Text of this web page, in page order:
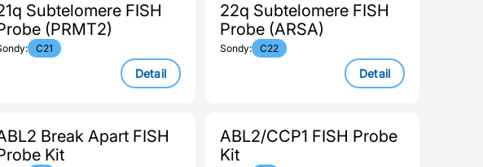
Subtelomere FISH
(PRMT2)
C21
Detail
22q Subtelomere FISH
Probe (ARSA)
Sondy: C22
Detail
Break Apart FISH
Kit
ABL2/CCP1 FISH Probe
Kit